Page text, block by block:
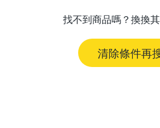
找不到商品嗎？換換
清除條件再